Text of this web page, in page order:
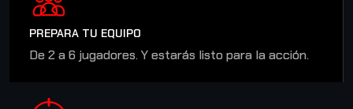
PREPARA TU EQUIPO
De 2 a 6 jugadores. Y estarás listo para la acción.